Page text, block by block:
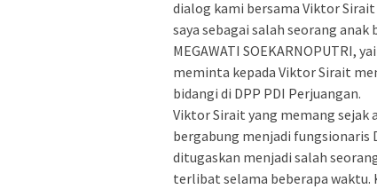
dialog kami bersama Viktor
saya sebagai salah seorang
MEGAWATI SOEKARNOPUTRI,
meminta kepada Viktor Sirait
bidangi di DPP PDI Perjuangan.
Viktor Sirait yang memang sejak
bergabung menjadi fungsionaris
ditugaskan menjadi salah
terlibat selama beberapa waktu.